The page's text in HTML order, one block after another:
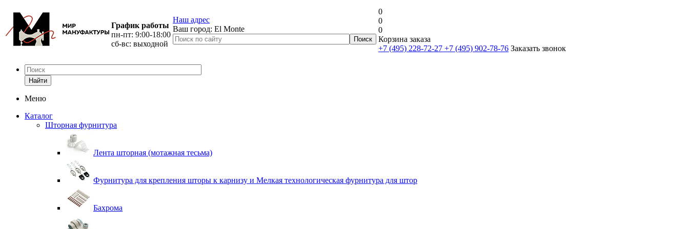
График работы
пн-пт: 9:00-18:00
сб-вс: выходной
Наш адрес
Ваш город: El Monte
0
0
0
Корзина заказа
+7 (495) 228-72-27 +7 (495) 902-78-76 Заказать звонок
Найти
Меню
Каталог
Шторная фурнитура
Лента шторная (мотажная тесьма)
Фурнитура для крепления шторы к карнизу и Мелкая технологическая фурнитура для штор
Бахрома